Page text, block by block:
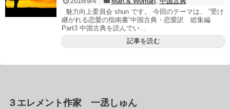
魅力向上委員会 shun です。 今回のテーマは、 ”受け
継がれる恋愛の指南書”中国古典・恋愛訳 総集編
Part3 中国古典を読んでい...
記事を読む
３エレメント作家 一丞しゅん